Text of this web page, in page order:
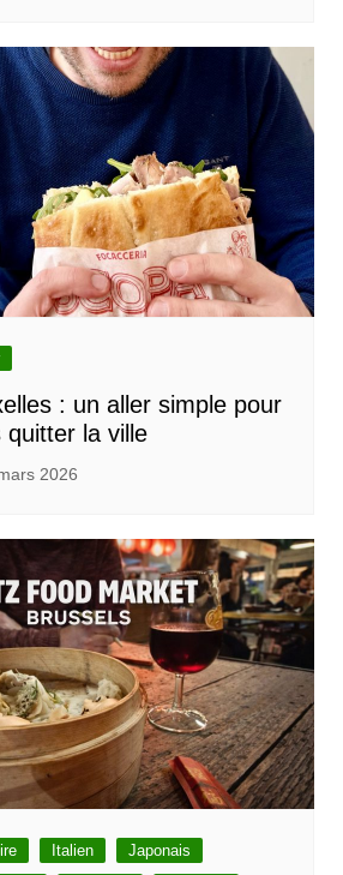
: un aller simple pour
la ville
2026
Italien
Japonais